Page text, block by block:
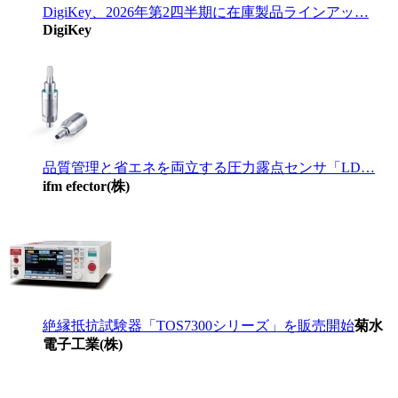
DigiKey、2026年第2四半期に在庫製品ラインアッ…
DigiKey
品質管理と省エネを両立する圧力露点センサ「LD…
ifm efector(株)
絶縁抵抗試験器「TOS7300シリーズ」を販売開始菊水
電子工業(株)